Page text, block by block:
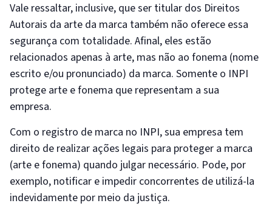
Vale ressaltar, inclusive, que ser titular dos Direitos
Autorais da arte da marca também não oferece essa
segurança com totalidade. Afinal, eles estão
relacionados apenas à arte, mas não ao fonema (nome
escrito e/ou pronunciado) da marca. Somente o INPI
protege arte e fonema que representam a sua
empresa.
Com o registro de marca no INPI, sua empresa tem
direito de realizar ações legais para proteger a marca
(arte e fonema) quando julgar necessário. Pode, por
exemplo, notificar e impedir concorrentes de utilizá-la
indevidamente por meio da justiça.